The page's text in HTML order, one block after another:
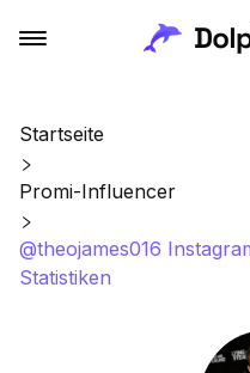
Startseite
Promi-Influencer
@theojames016
Statistiken